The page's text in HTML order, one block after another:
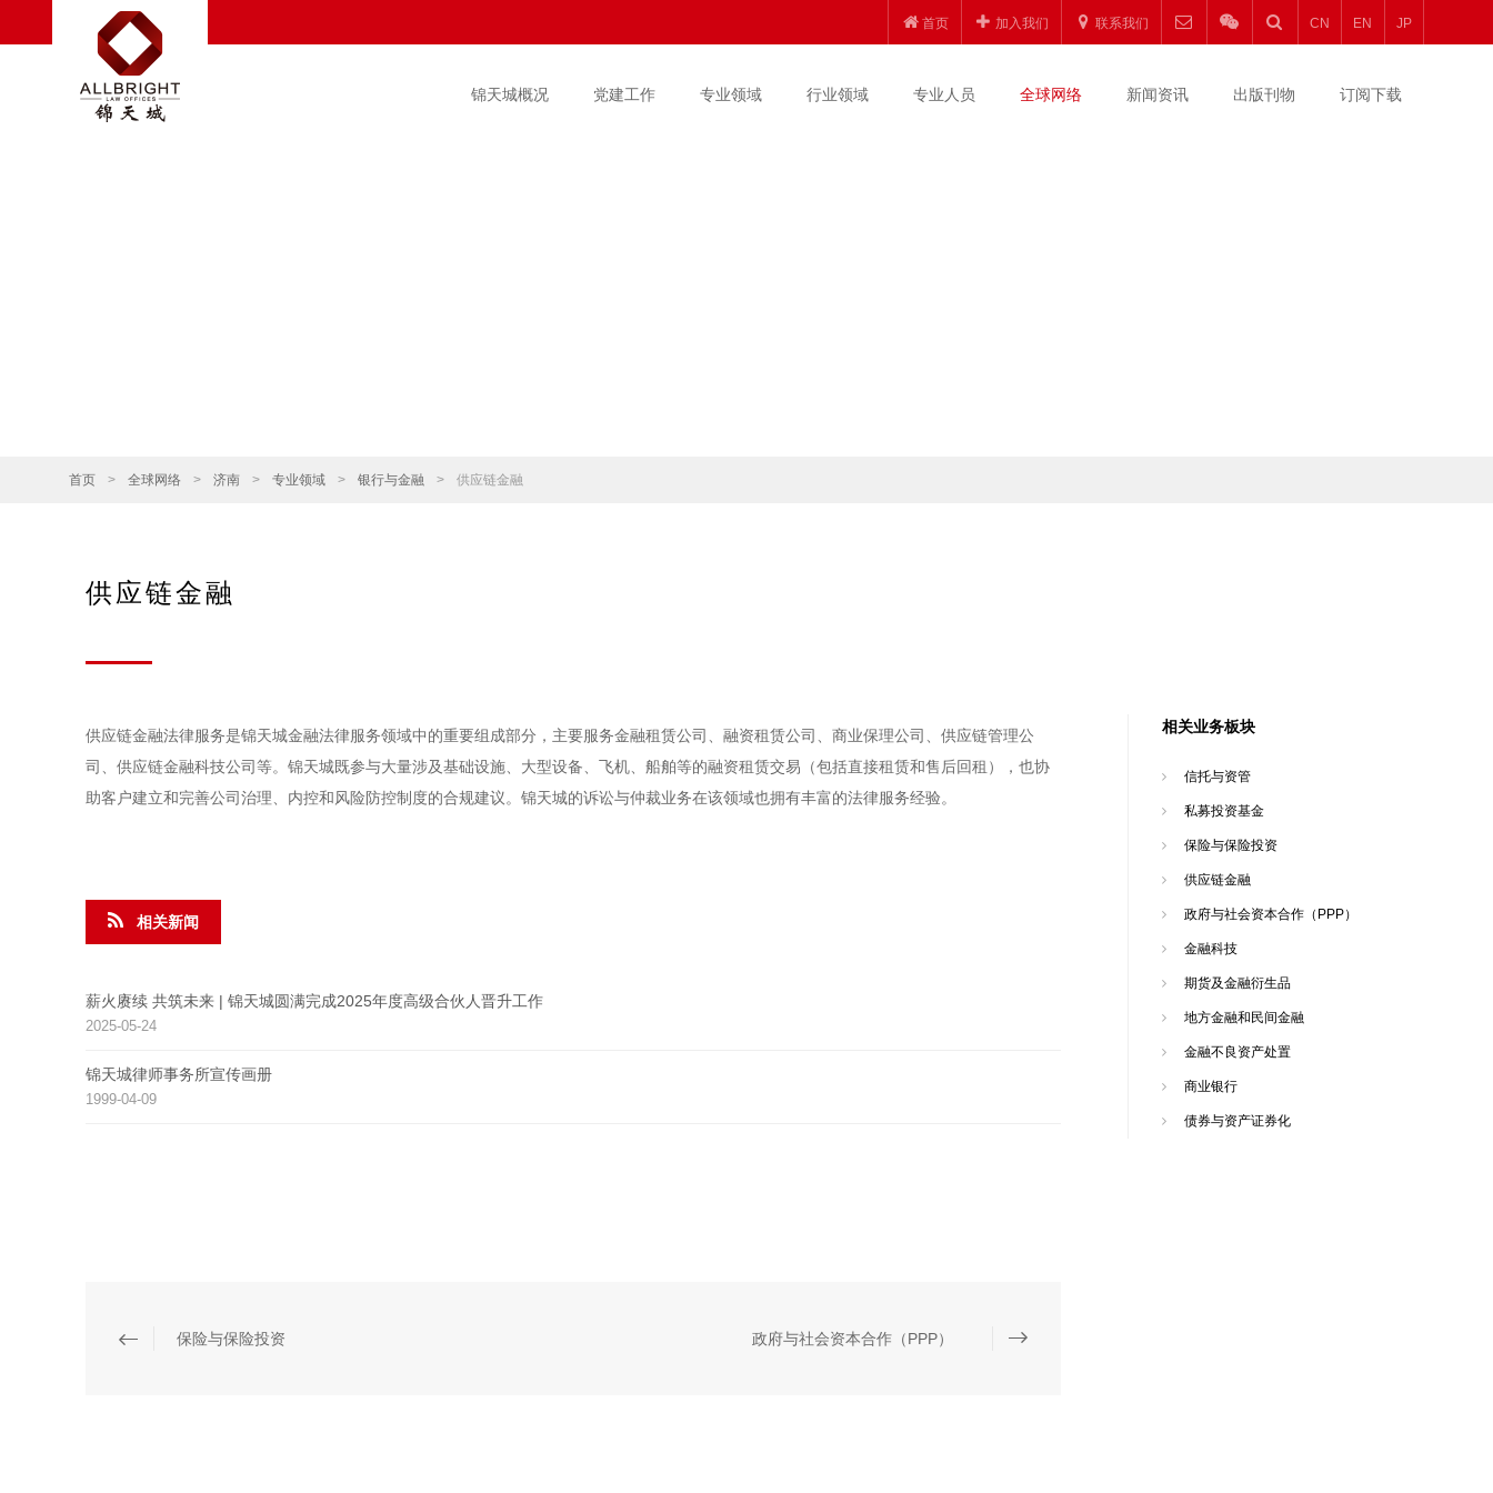
首页 加入我们 联系我们 CN EN JP
锦天城概况 党建工作 专业领域 行业领域 专业人员 全球网络 新闻资讯 出版刊物 订阅下载
首页 > 全球网络 > 济南 > 专业领域 > 银行与金融 > 供应链金融
供应链金融
供应链金融法律服务是锦天城金融法律服务领域中的重要组成部分，主要服务金融租赁公司、融资租赁公司、商业保理公司、供应链管理公
司、供应链金融科技公司等。锦天城既参与大量涉及基础设施、大型设备、飞机、船舶等的融资租赁交易（包括直接租赁和售后回租），也协
助客户建立和完善公司治理、内控和风险防控制度的合规建议。锦天城的诉讼与仲裁业务在该领域也拥有丰富的法律服务经验。
相关新闻
薪火赓续 共筑未来 | 锦天城圆满完成2025年度高级合伙人晋升工作
2025-05-24
锦天城律师事务所宣传画册
1999-04-09
保险与保险投资 政府与社会资本合作（PPP）
相关业务板块
信托与资管
私募投资基金
保险与保险投资
供应链金融
政府与社会资本合作（PPP）
金融科技
期货及金融衍生品
地方金融和民间金融
金融不良资产处置
商业银行
债券与资产证券化